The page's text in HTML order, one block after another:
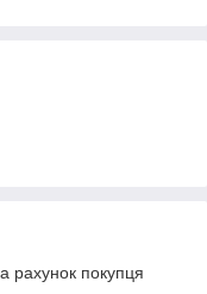
рахунок покупця